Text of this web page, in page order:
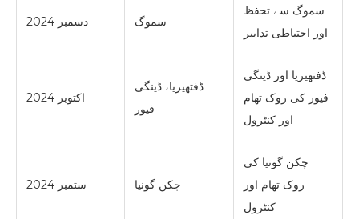
دسمبر 2024 سموگ
سموگ سے تحفظ
اور احتیاطی تدابیر
اکتوبر 2024
ڈفتھیریا، ڈینگی
فیور
ڈفتھیریا اور ڈینگی
فیور کی روک تھام
اور کنٹرول
ستمبر 2024 چکن گونیا
چکن گونیا کی
روک تھام اور
کنٹرول